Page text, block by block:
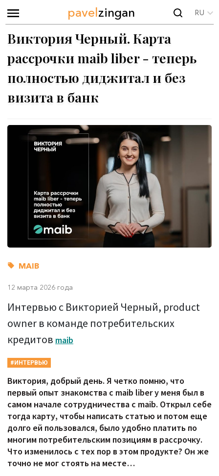
pavelzingan RU
MAIB
12 марта 2026 года
Виктория Черный. Карта
рассрочки maib liber - теперь
полностью диджитал и без
визита в банк
Интервью с Викторией Черный, product
owner в команде потребительских
кредитов maib
#ИНТЕРВЬЮ
Виктория, добрый день. Я четко помню, что
первый опыт знакомства с maib liber у меня был в
самом начале сотрудничества с maib. Открыл себе
тогда карту, чтобы написать статью и потом еще
долго ей пользовался, было удобно платить по
многим потребительским позициям в рассрочку.
Что изменилось с тех пор в этом продукте? Он же
точно не мог стоять на месте…